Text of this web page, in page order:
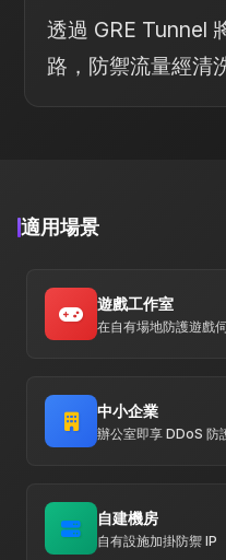
透過 GRE Tunnel
路，防禦流量經清
適用場景
遊戲工作室
在自有場地防護遊戲
中小企業
辦公室即享 DDoS 防
自建機房
自有設施加掛防禦 IP